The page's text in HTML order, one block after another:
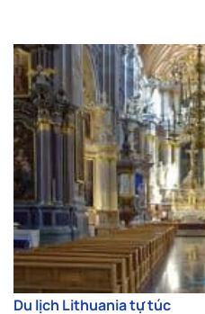
Du lịch Lithuania tự túc